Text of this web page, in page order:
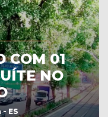
COM 01
NO
ES